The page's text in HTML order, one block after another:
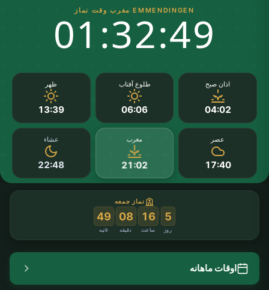
EMMENDINGEN مغرب وقت نماز
01:32:48
اذان صبح
04:02
طلوع آفتاب
06:06
ظهر
13:39
عصر
17:40
مغرب
21:02
عشاء
22:48
نماز جمعه
5
روز
:
16
ساعت
:
08
دقیقه
:
48
ثانیه
اوقات ماهانه